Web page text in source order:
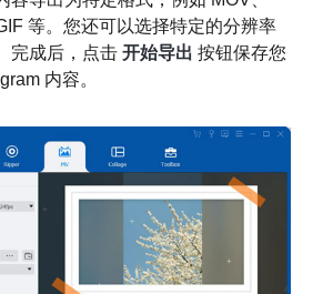
等。您还可以选择特定的分辨率
完成后，点击 开始导出 按钮保存您
内容。